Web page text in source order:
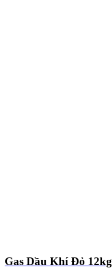
Gas Dầu Khí Đỏ 12kg